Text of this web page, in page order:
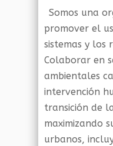
Somos una
promover el
sistemas y los
Colaborar en
ambientales
intervención
transición de
maximizando
urbanos,